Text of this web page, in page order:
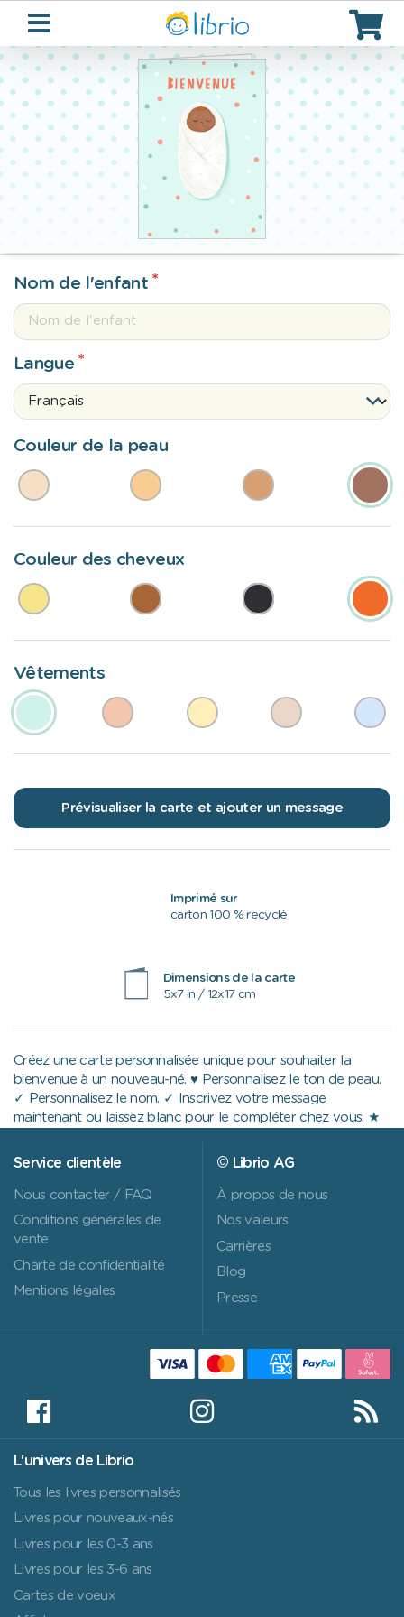
Nom de l'enfant
Langue
Couleur de la peau
Couleur des cheveux
Vêtements
Prévisualiser la carte et ajouter un message
Imprimé sur
carton 100 % recyclé
Dimensions de la carte
5x7 in / 12x17 cm
Créez une carte personnalisée unique pour souhaiter la
bienvenue à un nouveau-né. ♥ Personnalisez le ton de peau.
✓ Personnalisez le nom. ✓ Inscrivez votre message
maintenant ou laissez blanc pour le compléter chez vous. ★
Service clientèle
Nous contacter / FAQ
Conditions générales de
vente
Charte de confidentialité
Mentions légales
© Librio AG
À propos de nous
Nos valeurs
Carrières
Blog
Presse
L'univers de Librio
Tous les livres personnalisés
Livres pour nouveaux-nés
Livres pour les 0-3 ans
Livres pour les 3-6 ans
Cartes de voeux